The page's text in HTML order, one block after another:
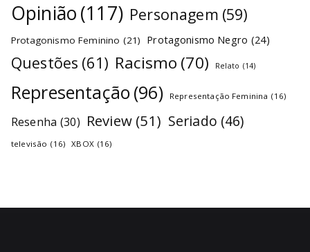
Opinião(117) Personagem (59)
Protagonismo Feminino (21) Protagonismo Negro (24)
Questões (61) Racismo (70) Relato (14)
Representação (96) Representação Feminina (16)
Resenha (30) Review (51) Seriado (46)
televisão (16) XBOX (16)